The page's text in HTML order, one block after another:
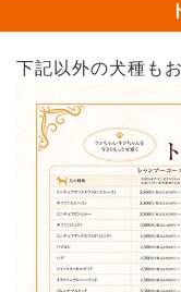
下記以外の犬種も